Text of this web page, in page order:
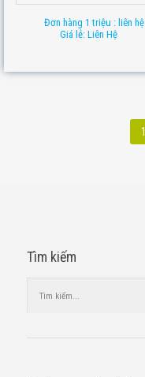
Đơn hàng 1 triệu : liên hệ
Giá lẻ: Liên Hệ
1
Tìm kiếm